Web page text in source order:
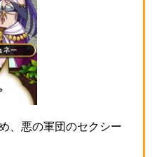
、悪の軍団のセクシー